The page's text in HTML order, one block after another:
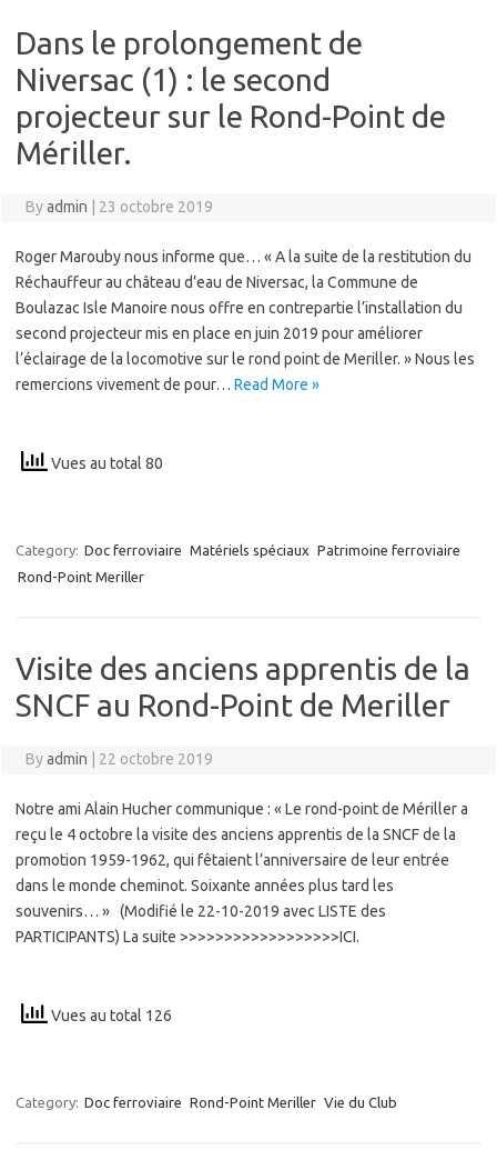
Dans le prolongement de
Niversac (1) : le second
projecteur sur le Rond-Point de
Mériller.
Byadmin 23 octobre 2019
Roger Marouby nous informe que… « A la suite de la restitution du
Réchauffeur au château d’eau de Niversac, la Commune de
Boulazac Isle Manoire nous offre en contrepartie l’installation du
second projecteur mis en place en juin 2019 pour améliorer
l’éclairage de la locomotive sur le rond point de Meriller. » Nous les
remercions vivement de pour… Read More »
Vues au total 80
Category: Doc ferroviaire Matériels spéciaux Patrimoine ferroviaire
Rond-Point Meriller
Visite des anciens apprentis de la
SNCF au Rond-Point de Meriller
Byadmin 22 octobre 2019
Notre ami Alain Hucher communique : « Le rond-point de Mériller a
reçu le 4 octobre la visite des anciens apprentis de la SNCF de la
promotion 1959-1962, qui fêtaient l’anniversaire de leur entrée
dans le monde cheminot. Soixante années plus tard les
souvenirs… » (Modifié le 22-10-2019 avec LISTE des
PARTICIPANTS) La suite >>>>>>>>>>>>>>>>>>ICI.
Vues au total 126
Category: Doc ferroviaire Rond-Point Meriller Vie du Club